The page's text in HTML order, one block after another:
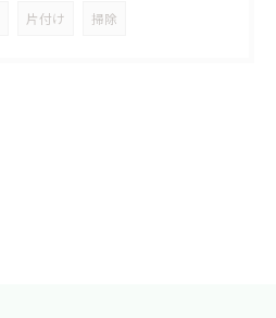
片付け 掃除